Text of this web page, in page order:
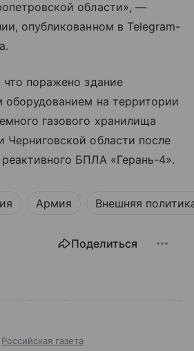
области», —
опубликованном в Telegram-
поражено здание
оборудованием на территории
газового хранилища
Черниговской области после
БПЛА «Герань-4».
Армия Внешняя
Поделиться
Российская газета